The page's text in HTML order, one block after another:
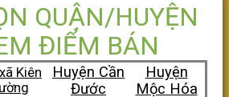
QUẬN/HUYỆN
ĐIỂM BÁN
Kiên
Huyện Cần
Đước
Huyện
Mộc Hóa